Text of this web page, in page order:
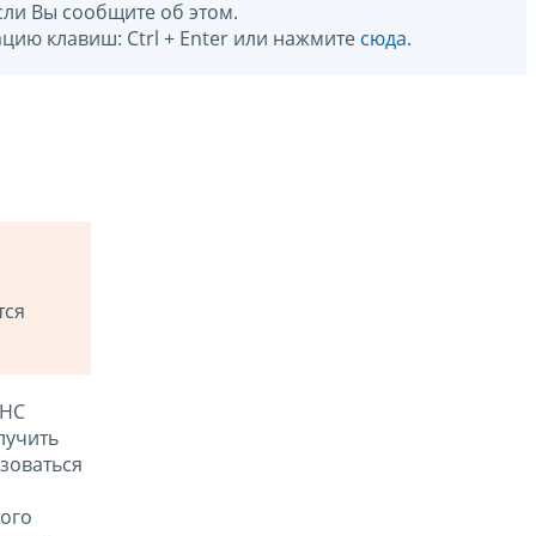
Вы сообщите об этом.
клавиш: Ctrl + Enter или нажмите сюда.